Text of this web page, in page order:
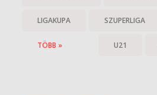
LIGAKUPA SZUPERLIGA
U21
TÖBB »